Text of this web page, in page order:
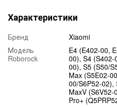
Характеристики
Бренд
Xiaomi
Модель
Roborock
E4 (E402-00,
00), S4 (S402-
00), S5 (S50/
Max (S5E02-
00/S6P52-02),
MaxV
Pro+